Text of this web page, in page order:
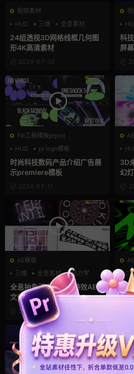
视频素材
HUD
三维 全息素材
24组透视3D网格线框几何图
形4K高清素材
2024-07-30
科
屏
PR工程模板prproj
HUD
pr logo模板
产品介绍
时尚科技数码产品介绍广告展
示premiere模板
2024-07-11
3D
幻
AE模板
三维
全息素材 动力学
全息抽象动力学文字特效AE源
文件
2024-03-29
7款
示